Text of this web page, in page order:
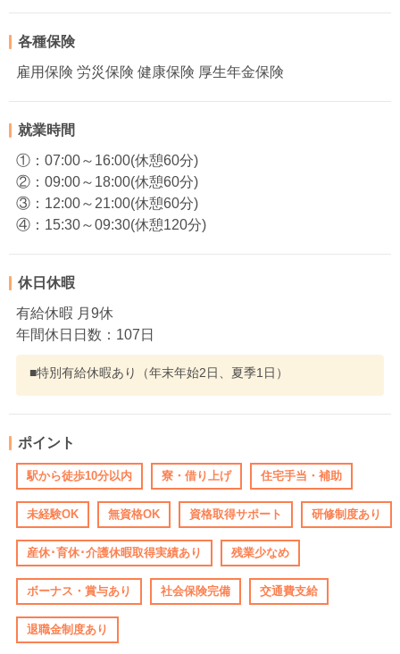
各種保険
雇用保険 労災保険 健康保険 厚生年金保険
就業時間
①：07:00～16:00(休憩60分)
②：09:00～18:00(休憩60分)
③：12:00～21:00(休憩60分)
④：15:30～09:30(休憩120分)
休日休暇
有給休暇 月9休
年間休日日数：107日
■特別有給休暇あり（年末年始2日、夏季1日）
ポイント
駅から徒歩10分以内 寮・借り上げ 住宅手当・補助
未経験OK 無資格OK 資格取得サポート 研修制度あり
産休･育休･介護休暇取得実績あり 残業少なめ
ボーナス・賞与あり 社会保険完備 交通費支給
退職金制度あり